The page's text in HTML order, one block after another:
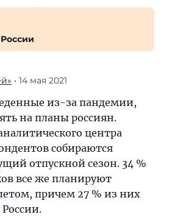
• 14 мая 2021
из-за пандемии,
на планы россиян.
центра
собираются
отпускной сезон. 34 %
все же планируют
причем 27 % из них